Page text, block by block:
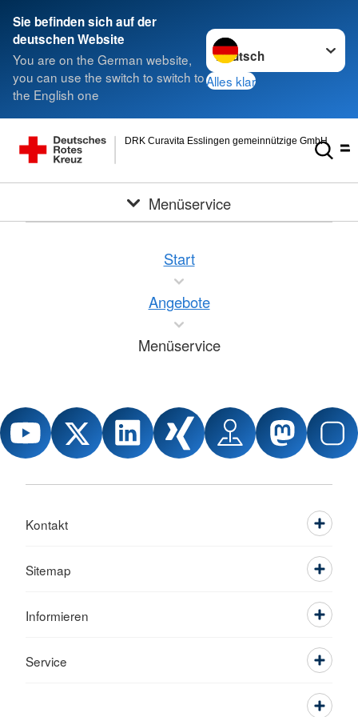
Sie befinden sich auf der
deutschen Website
You are on the German website,
you can use the switch to switch to
the English one
Sprache wechseln zu
Alles klar
DRK Curavita Esslingen gemeinnützige GmbH
Menüservice
Start
Angebote
Menüservice
Kontakt
Sitemap
Informieren
Service